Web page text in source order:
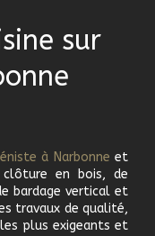
sur
à Narbonne et
en bois, de
bardage vertical et
travaux de qualité,
plus exigeants et